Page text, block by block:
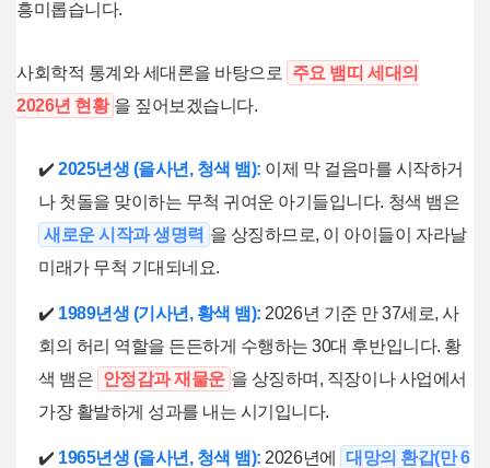
흥미롭습니다.
사회학적 통계와 세대론을 바탕으로
주요 뱀띠 세대의
2026년 현황 을 짚어보겠습니다.
✔️2025년생 (을사년, 청색 뱀): 이제 막 걸음마를 시작하거
나 첫돌을 맞이하는 무척 귀여운 아기들입니다. 청색 뱀은
새로운 시작과 생명력 을 상징하므로, 이 아이들이 자라날
미래가 무척 기대되네요.
✔️ 1989년생 (기사년, 황색 뱀): 2026년 기준 만 37세로, 사
회의 허리 역할을 든든하게 수행하는 30대 후반입니다. 황
색 뱀은 안정감과 재물운 을 상징하며, 직장이나 사업에서
가장 활발하게 성과를 내는 시기입니다.
✔️ 1965년생 (을사년, 청색 뱀): 2026년에
대망의 환갑(만 6